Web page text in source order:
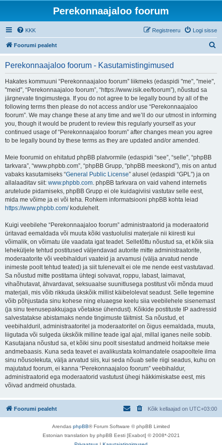
Perekonnaajaloo foorum
KKK Logi sisse
Registreeru
Foorumi pealeht
Perekonnaajaloo foorum - Kasutamistingimused
Hakates kommuuni “Perekonnaajaloo foorum” liikmeks (edaspidi "me", "meie",
"meid", “Perekonnaajaloo foorum”, “https://www.isik.ee/foorum”), nõustud sa
järgnevate tingimustega. If you do not agree to be legally bound by all of the
following terms then please do not access and/or use “Perekonnaajaloo
foorum”. We may change these at any time and we’ll do our utmost in informing
you, though it would be prudent to review this regularly yourself as your
continued usage of “Perekonnaajaloo foorum” after changes mean you agree
to be legally bound by these terms as they are updated and/or amended.
Meie foorumid on ehitatud phpBB platvormile (edaspidi “see”, “selle”, “phpBB
tarkvara”, “www.phpbb.com”, “phpBB Grupp, “phpBB meeskond”), mis on antud
vabaks kasutamiseks “General Public License” alusel (edaspidi “GPL”) ja on
allalaaditav siit: www.phpbb.com. phpBB tarkvara on vaid vahend internetis
arutelude pidamiseks, phpBB Grupp ei ole kuidagiviisi vastutav selle eest,
mida me võime ja ei või teha. Rohkem informatsiooni phpBB kohta leiad
https://www.phpbb.com/kodulehelt.
Kuigi veebilehe “Perekonnaajaloo foorum” administraatorid ja moderaatorid
üritavad eemaldada või muuta kõiki vastuolulisi materjale nii kiiresti kui
võimalik, on võimatu üle vaadata igat teadet. Selletõttu nõustud sa, et kõik siia
leheküljele tehtud postitused väljendavad autorite mitte administraatorite,
moderaatorite või veebihalduri vaateid ja arvamusi (välja arvatud nende
inimeste poolt tehtud teated) ja siit tulenevalt ei ole me nende eest vastutavad.
Sa nõustud mitte postitama ühtegi solvavat, roppu, labast, laimavat,
vihaõhutavat, ähvardavat, seksuaalse suunitlusega postitust või mõnda muud
materjali, mis võib rikkuda ükskõik millist käibelolevat seadust. Selle tegemine
võib põhjustada sinu kohese ning eluaegse keelu siia veebilehele sisenemast
(ja sinu teenusepakkujaga võetakse ühendust). Kõikide postituste IP aadressid
salvestatakse abistamaks nende tingimuste täitmist. Sa nõustud, et
veebihalduril, administraatoritel ja moderaatoritel on õigus eemaldada, muuta,
liigutada või sulgeda ükskõik milline teade igal ajal, millal iganes neile sobib.
Kasutajana nõustud sa, et kõiki sinu poolt sisestatud andmeid hoitakse meie
andmebaasis. Kuna seda teavet ei avalikustata kolmandatele osapooltele ilma
sinu nõusolekuta, välja arvatud siis, kui seda nõuab selle riigi seadus, kuhu on
majutatud foorum, ei kanna “Perekonnaajaloo foorum” veebihaldur,
administraatorid ega moderaatorid vastutust ühegi häkkimiskatse eest, mis
võivad andmeid ohustada.
Foorumi pealeht Kõik kellaajad on UTC+03:00
Arendas phpBB® Forum Software © phpBB Limited
Estonian translation by phpBB Eesti [Exabot] © 2008*-2021